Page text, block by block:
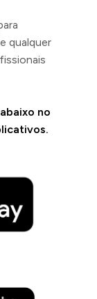
qualquer
no